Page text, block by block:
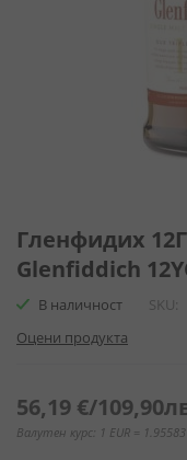
към
началото
на
галерия
снимки
Гленфидих
Glenfiddich
В наличност SKU
Оцени продукта
56,19 €/
Валутен курс: 1 EUR =